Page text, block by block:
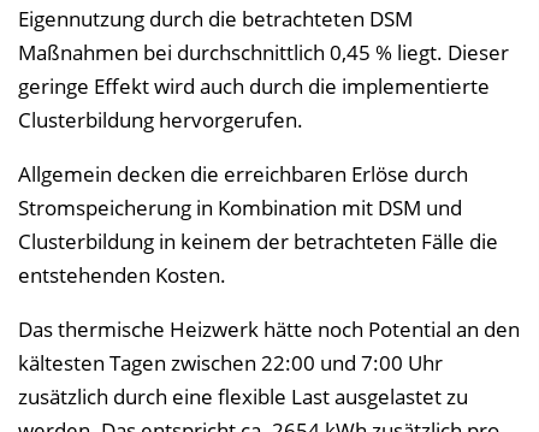
Eigennutzung durch die betrachteten DSM
Maßnahmen bei durchschnittlich 0,45 % liegt. Dieser
geringe Effekt wird auch durch die implementierte
Clusterbildung hervorgerufen.
Allgemein decken die erreichbaren Erlöse durch
Stromspeicherung in Kombination mit DSM und
Clusterbildung in keinem der betrachteten Fälle die
entstehenden Kosten.
Das thermische Heizwerk hätte noch Potential an den
kältesten Tagen zwischen 22:00 und 7:00 Uhr
zusätzlich durch eine flexible Last ausgelastet zu